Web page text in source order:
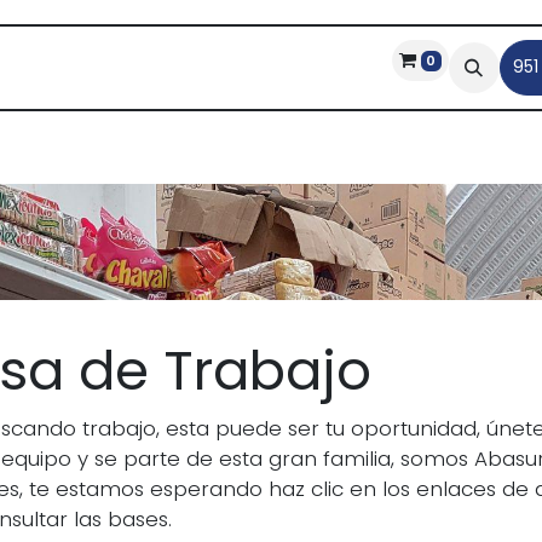
Descargas
0
de Trabajo
trabajo, esta puede ser tu oportunidad,
y se parte de esta gran familia, somos
te estamos esperando haz clic en los enlaces de
las bases.